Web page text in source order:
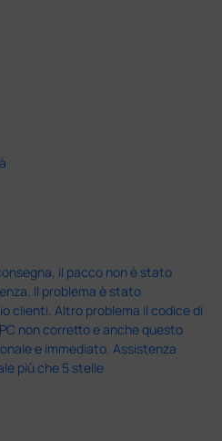
il pacco non è stato
Il problema è stato
clienti. Altro problema il codice di
non corretto e anche questo
e immediato. Assistenza
più che 5 stelle